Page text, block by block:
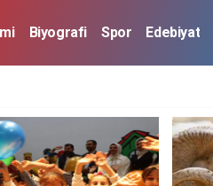
Biyografi Spor Edebiyat